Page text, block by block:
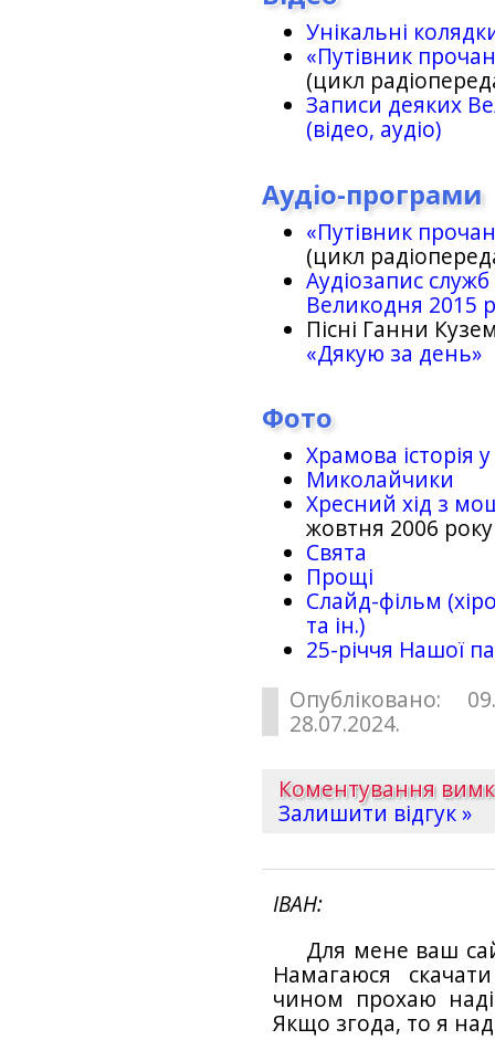
Унікальні
«Путівник
(цикл
Записи деяких
(відео, аудіо)
Аудіо-програми
«Путівник
(цикл
Аудіозапис
Великодня 2015
Пісні Ганни
«Дякую за день»
Фото
Храмова історія
Миколайчики
Хресний хід з
жовтня 2006 року
Свята
Прощі
Слайд-фільм
та ін.)
25-рiччя Нашої
Опубліковано:
28.07.2024.
Коментування
Залишити відгук »
ІВАН
Для мене ваш
Намагаюся
чином прохаю
Якщо згода, то я